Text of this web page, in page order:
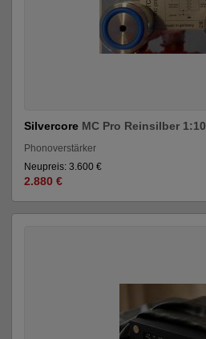
Silvercore MC Pro Reinsilber 1:10
Phonoverstärker
Neupreis: 3.600 €
2.880 €